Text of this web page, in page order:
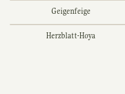
Geigenfeige
Herzblatt-Hoya